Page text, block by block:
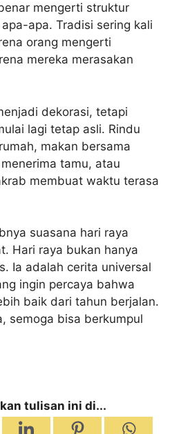
mengerti struktur
apa. Tradisi sering kali
orang mengerti
mereka merasakan
dekorasi, tetapi
lagi tetap asli. Rindu
makan bersama
tamu, atau
membuat waktu terasa
suasana hari raya
Hari raya bukan hanya
Ia adalah cerita universal
ingin percaya bahwa
baik dari tahun berjalan.
semoga bisa berkumpul
tulisan ini di...